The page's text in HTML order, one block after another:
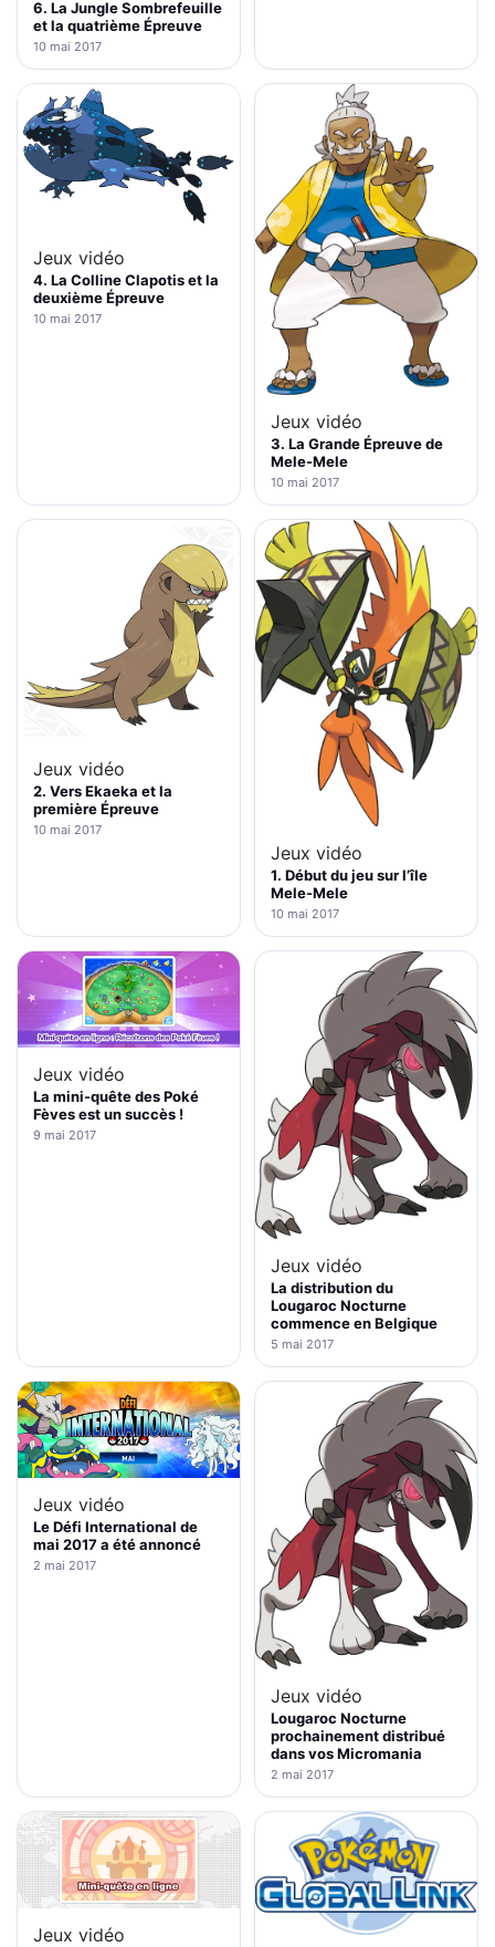
6. La Jungle Sombrefeuille
et la quatrième Épreuve
10 mai 2017
Jeux vidéo
4. La Colline Clapotis et la
deuxième Épreuve
10 mai 2017
Jeux vidéo
3. La Grande Épreuve de
Mele-Mele
10 mai 2017
Jeux vidéo
2. Vers Ekaeka et la
première Épreuve
10 mai 2017
Jeux vidéo
1. Début du jeu sur l’île
Mele-Mele
10 mai 2017
Jeux vidéo
La mini-quête des Poké
Fèves est un succès !
9 mai 2017
Jeux vidéo
La distribution du
Lougaroc Nocturne
commence en Belgique
5 mai 2017
Jeux vidéo
Le Défi International de
mai 2017 a été annoncé
2 mai 2017
Jeux vidéo
Lougaroc Nocturne
prochainement distribué
dans vos Micromania
2 mai 2017
Jeux vidéo